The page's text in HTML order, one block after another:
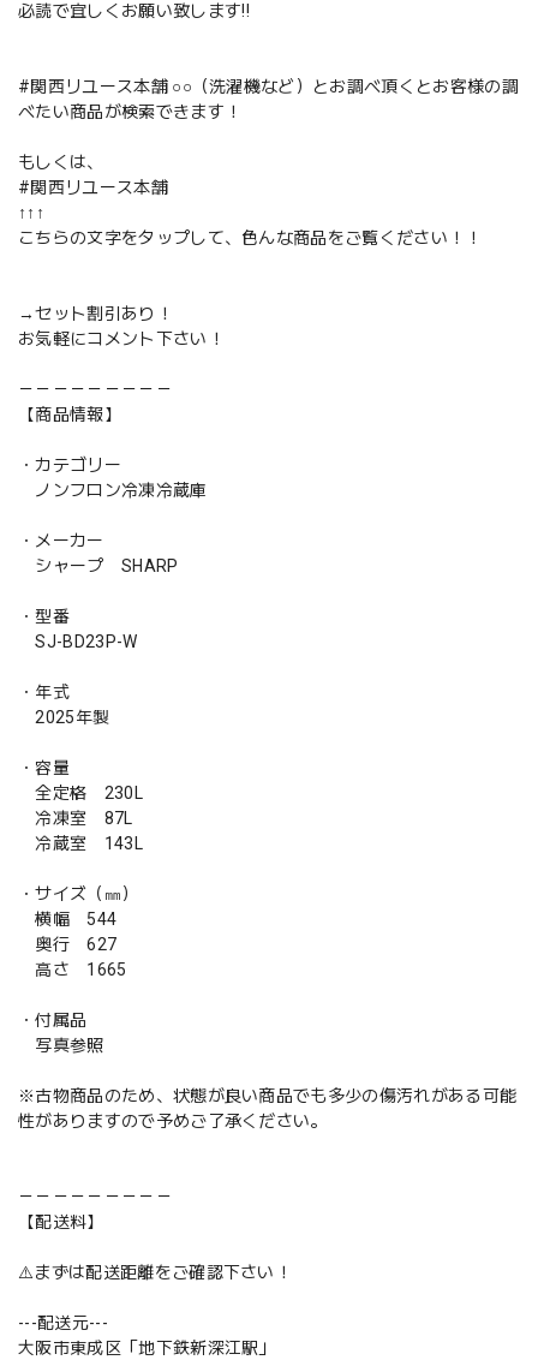
必読で宜しくお願い致します‼️
#関西リユース本舗 ○○（洗濯機など）とお調べ頂くとお客様の調
べたい商品が検索できます！
もしくは、
#関西リユース本舗
↑↑↑
こちらの文字をタップして、色んな商品をご覧ください！！
→セット割引あり！
お気軽にコメント下さい！
－－－－－－－－－
【商品情報】
・カテゴリー
ノンフロン冷凍冷蔵庫
・メーカー
シャープ SHARP
・型番
SJ-BD23P-W
・年式
2025年製
・容量
全定格 230L
冷凍室 87L
冷蔵室 143L
・サイズ（㎜）
横幅 544
奥行 627
高さ 1665
・付属品
写真参照
※古物商品のため、状態が良い商品でも多少の傷汚れがある可能
性がありますので予めご了承ください。
－－－－－－－－－
【配送料】
⚠️まずは配送距離をご確認下さい！
---配送元---
大阪市東成区「地下鉄新深江駅」